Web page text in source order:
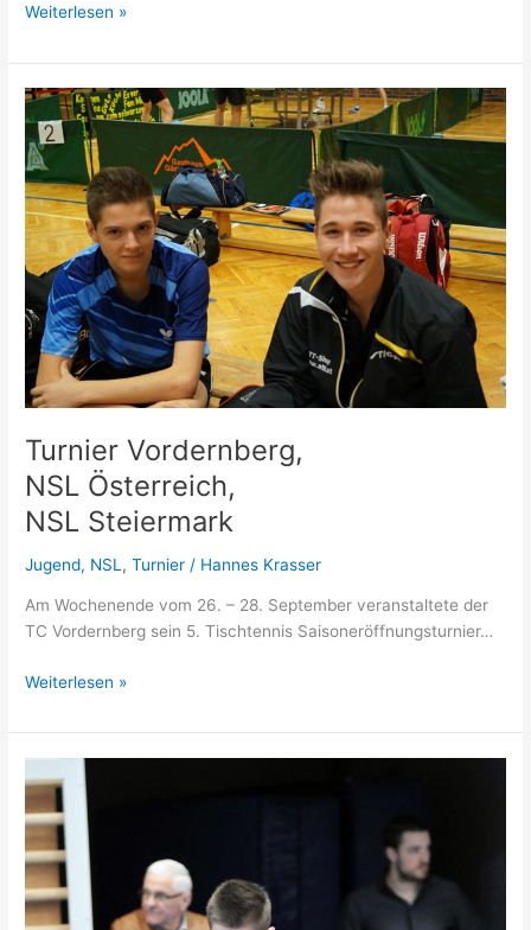
NSL
Weiterlesen »
Turnier Vordernberg,
NSL Österreich,
NSL Steiermark
Jugend, NSL ,Turnier / Hannes Krasser
Am Wochenende vom 26. – 28. September veranstaltete der
TC Vordernberg sein 5. Tischtennis Saisoneröffnungsturnier…
Turnier
NSL
Österreich,
NSL
Steiermark
Weiterlesen »